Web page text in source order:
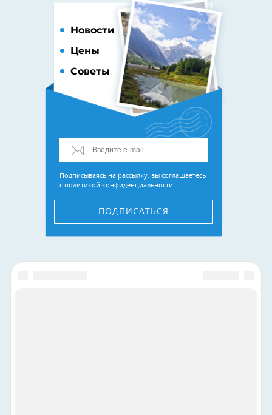
Новости
Цены
Советы
Подписываясь на рассылку, вы соглашаетесь
с политикой конфиденциальности
ПОДПИСАТЬСЯ